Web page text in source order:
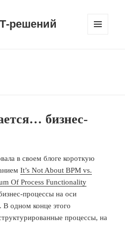
решений
бизнес-
в своем блоге короткую
It’s Not About BPM vs.
Of Process Functionality
процессы на оси
В одном конце этого
процессы, на